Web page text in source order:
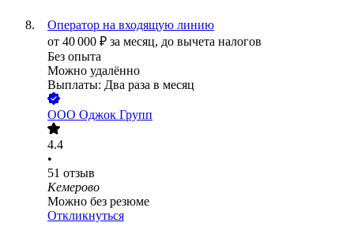
Оператор на входящую линию
от 40 000 ₽ за месяц, до вычета налогов
Без опыта
Можно удалённо
Выплаты: Два раза в месяц
ООО Оджок Групп
4.4
•
51 отзыв
Кемерово
Можно без резюме
Откликнуться